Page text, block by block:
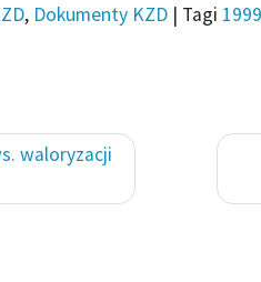
, Dokumenty KZD | Tagi 1999
waloryzacji